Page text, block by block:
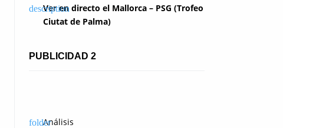
Ver en directo el Mallorca – PSG (Trofeo
Ciutat de Palma)
PUBLICIDAD 2
Análisis